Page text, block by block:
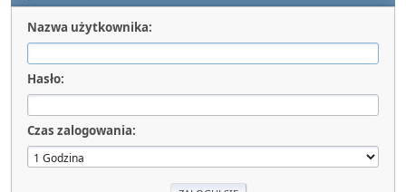
Nazwa użytkownika:
Hasło:
Czas zalogowania: